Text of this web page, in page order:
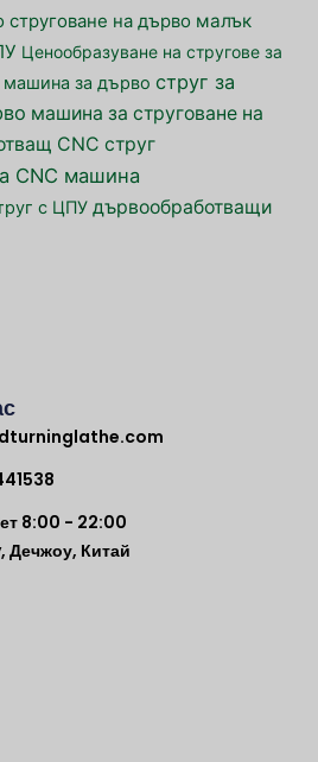
струговане на дърво малък
Ценообразуване на стругове за
машина за дърво струг за
машина за струговане на
CNC струг
CNC машина
с ЦПУ дървообработващи
8:00 - 22:00
Китай